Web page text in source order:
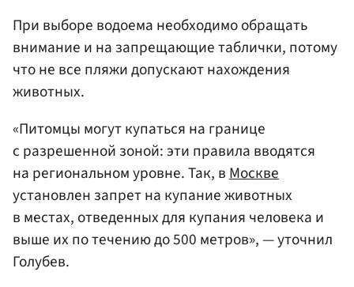
При выборе водоема необходимо обращать
внимание и на запрещающие таблички, потому
что не все пляжи допускают нахождения
животных.
«Питомцы могут купаться на границе
с разрешенной зоной: эти правила вводятся
на региональном уровне. Так, вМоскве
установлен запрет на купание животных
в местах, отведенных для купания человека и
выше их по течению до 500 метров», — уточнил
Голубев.